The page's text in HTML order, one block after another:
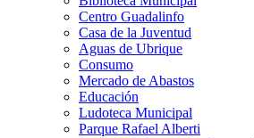
Centro Guadalinfo
Casa de la Juventud
Aguas de Ubrique
Consumo
Mercado de Abastos
Educación
Ludoteca Municipal
Parque Rafael Alberti